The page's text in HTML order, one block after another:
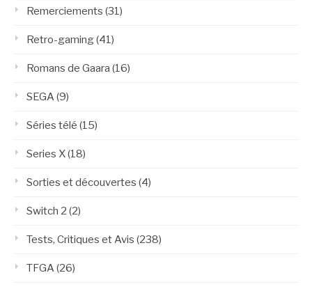
Remerciements (31)
Retro-gaming(41)
Romans de Gaara (16)
SEGA (9)
Séries télé (15)
Series X(18)
Sorties et découvertes (4)
Switch 2 (2)
Tests, Critiques et Avis (238)
TFGA (26)